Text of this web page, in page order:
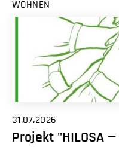
WOHNEN
31.07.2026
Projekt "HILOSA